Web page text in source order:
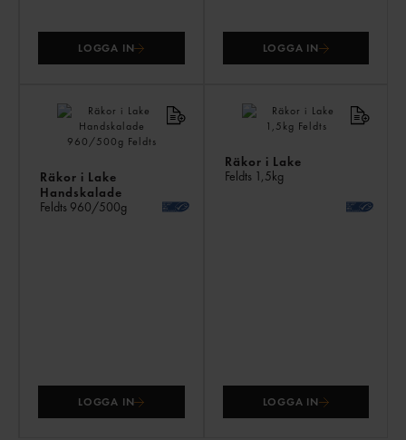
LOGGA IN LOGGA IN
Räkor i Lake
Handskalade
Feldts 960/500g
LOGGA IN
Räkor i Lake
Feldts 1,5kg
LOGGA IN